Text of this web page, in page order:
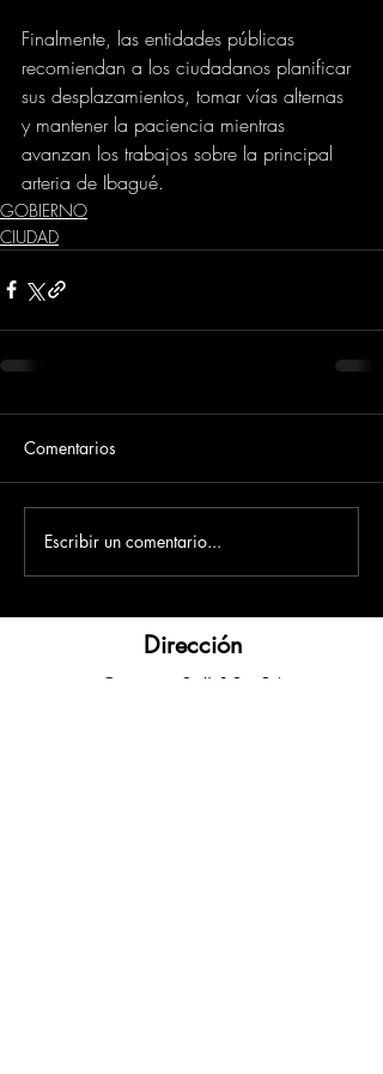
Finalmente, las entidades públicas
recomiendan a los ciudadanos planificar
sus desplazamientos, tomar vías alternas
y mantener la paciencia mientras
avanzan los trabajos sobre la principal
arteria de Ibagué.
GOBIERNO
CIUDAD
Comentarios
Escribir un comentario...
Dirección
​Carrera 3 # 12 - 36